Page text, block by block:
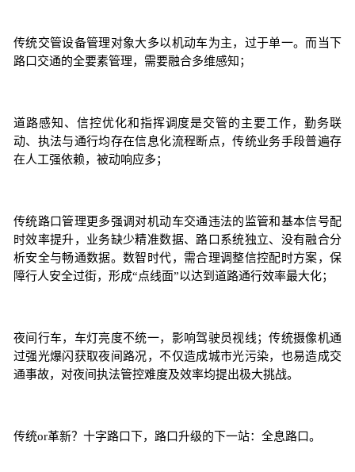
传统交管设备管理对象大多以机动车为主，过于单一。而当下
路口交通的全要素管理，需要融合多维感知；
道路感知、信控优化和指挥调度是交管的主要工作，勤务联
动、执法与通行均存在信息化流程断点，传统业务手段普遍存
在人工强依赖，被动响应多；
传统路口管理更多强调对机动车交通违法的监管和基本信号配
时效率提升，业务缺少精准数据、路口系统独立、没有融合分
析安全与畅通数据。数智时代，需合理调整信控配时方案，保
障行人安全过街，形成“点线面”以达到道路通行效率最大化；
夜间行车，车灯亮度不统一，影响驾驶员视线；传统摄像机通
过强光爆闪获取夜间路况，不仅造成城市光污染，也易造成交
通事故，对夜间执法管控难度及效率均提出极大挑战。
传统or革新？十字路口下，路口升级的下一站：全息路口。